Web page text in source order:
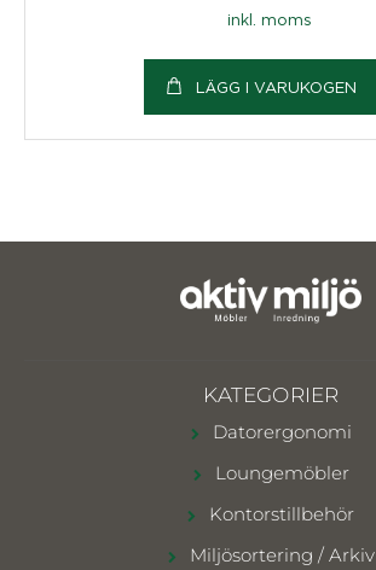
inkl. moms
LÄGG I VARUKOGEN
KATEGORIER
Datorergonomi
Loungemöbler
Kontorstillbehör
Miljösortering / Arkiv